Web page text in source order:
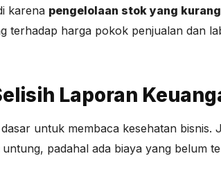
karena pengelolaan stok yang
terhadap harga pokok penjualan dan
Laporan
untuk membaca kesehatan
padahal ada biaya yang belum